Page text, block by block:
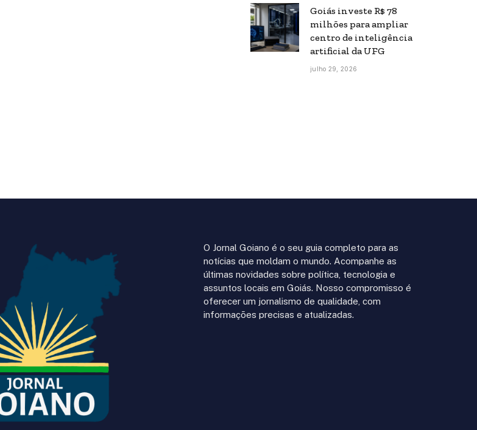
Goiás investe R$ 78
milhões para ampliar
centro de inteligência
artificial da UFG
julho 29, 2026
O Jornal Goiano é o seu guia completo para as
notícias que moldam o mundo. Acompanhe as
últimas novidades sobre política, tecnologia e
assuntos locais em Goiás. Nosso compromisso é
oferecer um jornalismo de qualidade, com
informações precisas e atualizadas.